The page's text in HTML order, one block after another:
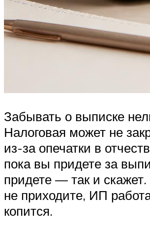
Забывать о выписке
Налоговая может не
из-за опечатки в
пока вы придете за
придете — так и
не приходите, ИП
копится.